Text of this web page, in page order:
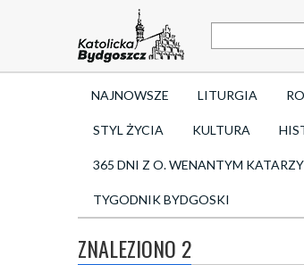
NAJNOWSZE LITURGIA
STYL ŻYCIA KULTURA
365 DNI Z O. WENANTYM
TYGODNIK BYDGOSKI
ZNALEZIONO 2